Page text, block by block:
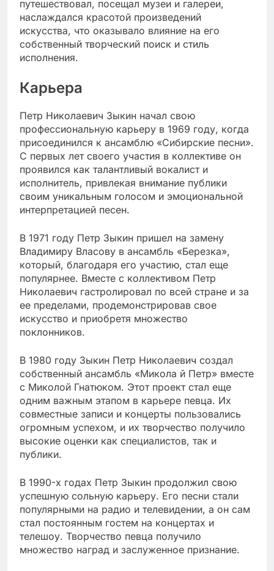
путешествовал, посещал музеи и галереи,
наслаждался красотой произведений
искусства, что оказывало влияние на его
собственный творческий поиск и стиль
исполнения.
Карьера
Петр Николаевич Зыкин начал свою
профессиональную карьеру в 1969 году, когда
присоединился к ансамблю «Сибирские песни».
С первых лет своего участия в коллективе он
проявился как талантливый вокалист и
исполнитель, привлекая внимание публики
своим уникальным голосом и эмоциональной
интерпретацией песен.
В 1971 году Петр Зыкин пришел на замену
Владимиру Власову в ансамбль «Березка»,
который, благодаря его участию, стал еще
популярнее. Вместе с коллективом Петр
Николаевич гастролировал по всей стране и за
ее пределами, продемонстрировав свое
искусство и приобретя множество
поклонников.
В 1980 году Зыкин Петр Николаевич создал
собственный ансамбль «Микола й Петр» вместе
с Миколой Гнатюком. Этот проект стал еще
одним важным этапом в карьере певца. Их
совместные записи и концерты пользовались
огромным успехом, и их творчество получило
высокие оценки как специалистов, так и
публики.
В 1990-х годах Петр Зыкин продолжил свою
успешную сольную карьеру. Его песни стали
популярными на радио и телевидении, а он сам
стал постоянным гостем на концертах и
телешоу. Творчество певца получило
множество наград и заслуженное признание.